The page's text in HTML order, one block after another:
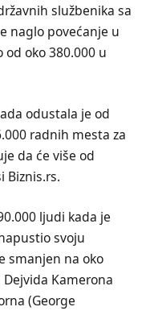
službenika sa
naglo povećanje u
oko 380.000 u
odustala je od
radnih mesta za
da će više od
Biznis.rs.
ljudi kada je
svoju
smanjen na oko
Kamerona
(George